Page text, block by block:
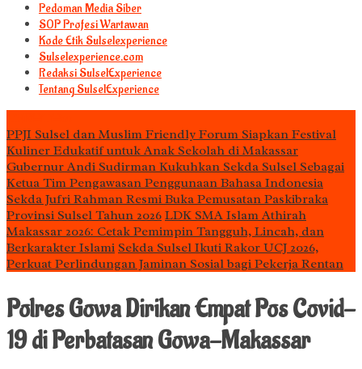
Pedoman Media Siber
S0P Profesi Wartawan
Kode Etik Sulselexperience
Sulselexperience.com
Redaksi SulselExperience
Tentang SulselExperience
PPJI Sulsel dan Muslim Friendly Forum Siapkan Festival
Kuliner Edukatif untuk Anak Sekolah di Makassar
Gubernur Andi Sudirman Kukuhkan Sekda Sulsel Sebagai
Ketua Tim Pengawasan Penggunaan Bahasa Indonesia
Sekda Jufri Rahman Resmi Buka Pemusatan Paskibraka
Provinsi Sulsel Tahun 2026 LDK SMA Islam Athirah
Makassar 2026: Cetak Pemimpin Tangguh, Lincah, dan
Berkarakter Islami Sekda Sulsel Ikuti Rakor UCJ 2026,
Perkuat Perlindungan Jaminan Sosial bagi Pekerja Rentan
Polres Gowa Dirikan Empat Pos Covid-
19 di Perbatasan Gowa-Makassar